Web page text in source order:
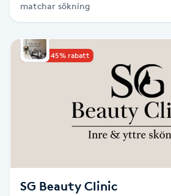
Koppningsmassage
Kostrådgivning
matchar sökning
Upp till 45% rabatt
SG Beauty Clinic